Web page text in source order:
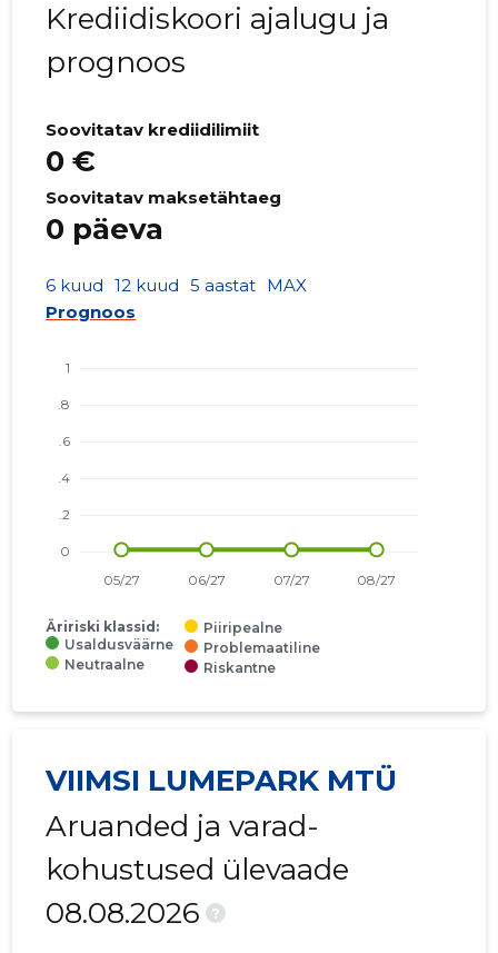
Krediidiskoori ajalugu ja
prognoos
Soovitatav krediidilimiit
0 €
Soovitatav maksetähtaeg
0 päeva
6 kuud 12 kuud 5 aastat MAX
Prognoos
Äririski klassid:
Usaldusväärne
Neutraalne
Piiripealne
Problemaatiline
Riskantne
VIIMSI LUMEPARK MTÜ
Aruanded ja varad-
kohustused ülevaade
08.08.2026
?